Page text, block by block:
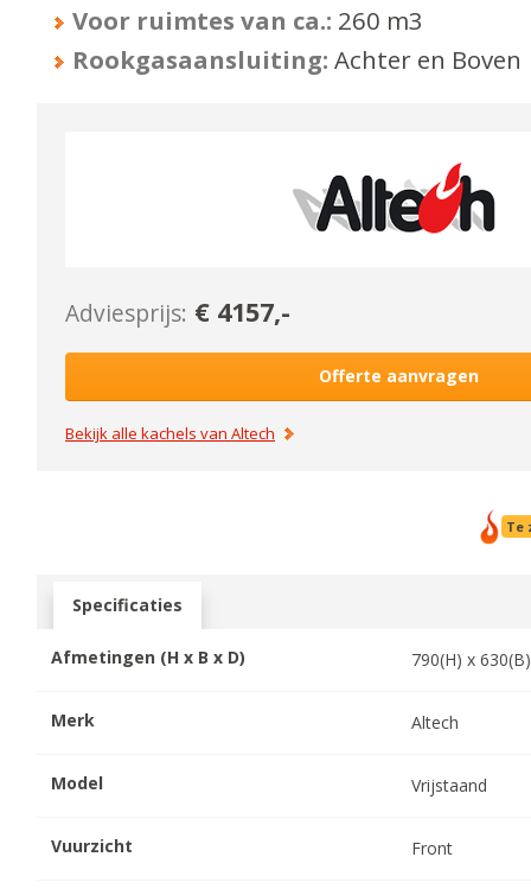
Voor ruimtes van ca.: 260 m3
Rookgasaansluiting: Achter en Boven
Adviesprijs: € 4157,-
Offerte aanvragen
Bekijk alle kachels vanAltech
Te
Specificaties
Afmetingen (H x B x D) 790(H) x630
Merk Altech
Model Vrijstaand
Vuurzicht Front